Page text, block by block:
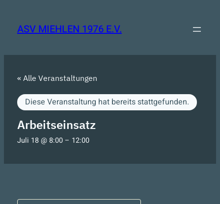
ASV MIEHLEN 1976 E.V.
« Alle Veranstaltungen
Diese Veranstaltung hat bereits stattgefunden.
Arbeitseinsatz
Juli 18 @ 8:00– 12:00